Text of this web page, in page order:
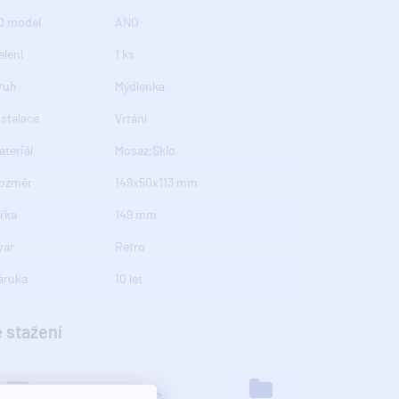
model ANO
1 ks
Mýdlenka
Vrtání
Mosaz;Sklo
149x50x113 mm
149 mm
Retro
10 let
stažení